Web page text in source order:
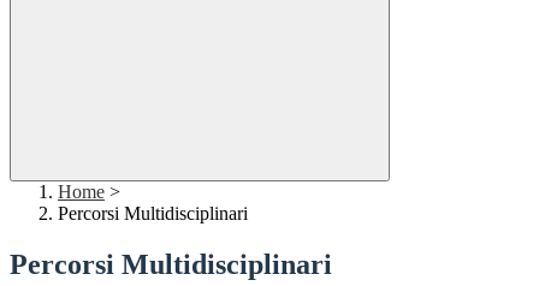
Home >
Percorsi Multidisciplinari
Percorsi Multidisciplinari